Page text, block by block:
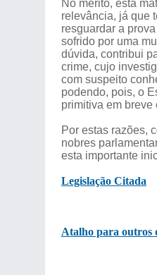
No mérito, esta
relevância, já que
resguardar a
sofrido por uma
dúvida, contribui
crime, cujo
com suspeito
podendo, pois, o
primitiva em breve
Por estas razões,
nobres
esta importante
Legislação Citada
Atalho para outros